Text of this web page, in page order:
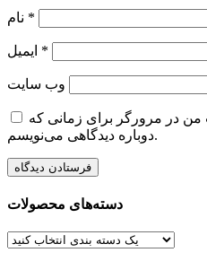
*
*
وب‌ سایت
من در مرورگر برای زمانی که
دوباره دیدگاهی می‌نویسم.
دسته‌های محصولات